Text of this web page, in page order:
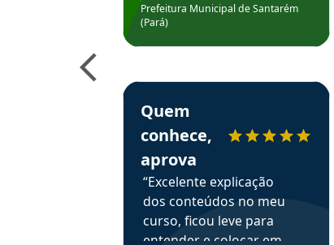
Prefeitura de Santarém.
Prefeitura Municipal de Santarém
(Pará)
Estudante Elais recomenda o Aprova
Quem
conhece,
aprova
“Excelente explicação
dos conteúdos no meu
curso, ficou leve para
entender e colocar em